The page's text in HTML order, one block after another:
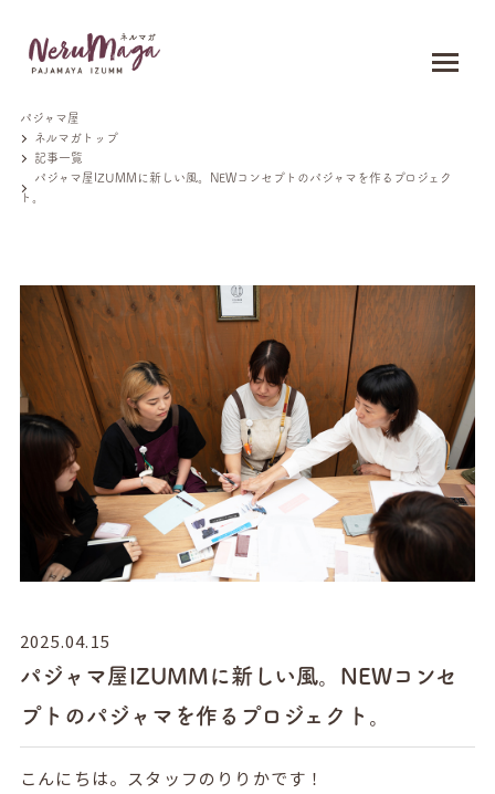
パジャマ屋
ネルマガトップ
記事一覧
パジャマ屋IZUMMに新しい風。NEWコンセプトのパジャマを作るプロジェク
ト。
2025.04.15
パジャマ屋IZUMMに新しい風。NEWコンセ
プトのパジャマを作るプロジェクト。
こんにちは。スタッフのりりかです！